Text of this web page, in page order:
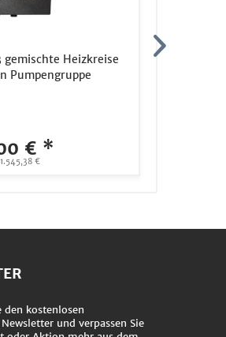
Heizkreise
Pumpengruppe
€ *
€
den kostenlosen
und verpassen Sie